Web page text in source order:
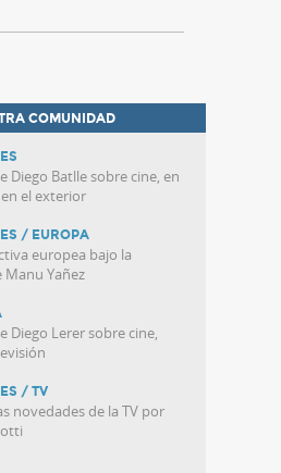
COMUNIDAD
Diego Batlle sobre cine, en
el exterior
/ EUROPA
europea bajo la
Manu Yañez
Diego Lerer sobre cine,
/ TV
novedades de la TV por